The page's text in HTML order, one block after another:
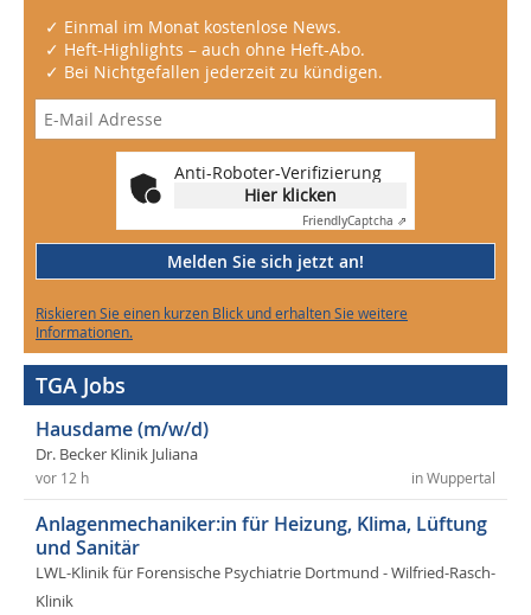
✓ Einmal im Monat kostenlose News.
✓ Heft-Highlights – auch ohne Heft-Abo.
✓ Bei Nichtgefallen jederzeit zu kündigen.
Anti-Roboter-Verifizierung
Hier klicken
FriendlyCaptcha ⇗
Melden Sie sich jetzt an!
Riskieren Sie einen kurzen Blick und erhalten Sie weitere
Informationen.
TGA Jobs
Hausdame (m/w/d)
Dr. Becker Klinik Juliana
in Wuppertal
vor 12 h
Anlagenmechaniker:in für Heizung, Klima, Lüftung
und Sanitär
LWL-Klinik für Forensische Psychiatrie Dortmund - Wilfried-Rasch-
Klinik